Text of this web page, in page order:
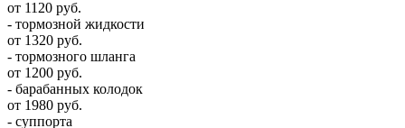
от 1120 руб.
- тормозной жидкости
от 1320 руб.
- тормозного шланга
от 1200 руб.
- барабанных колодок
от 1980 руб.
- суппорта